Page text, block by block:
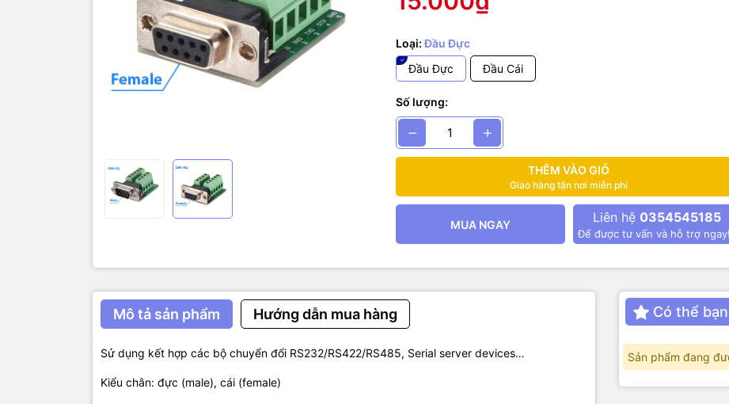
Loại:Đầu Đực
Đầu Đực
Đầu Cái
Số lượng:
THÊM VÀO GIỎ
Giao hàng tận nơi miễn phí
MUA NGAY Liên hệ 0354545185
Để được tư vấn và hỗ trợ
Mô tả sản phẩm Hướng dẫn mua hàng
Sử dụng kết hợp các bộ chuyển đổi RS232/RS422/RS485, Serial server devices…
Kiểu chân: đực (male), cái (female)
Có thể
Sản phẩm đang
Kiểu chân: đực (male), cái (female)
Model: DB9-G2